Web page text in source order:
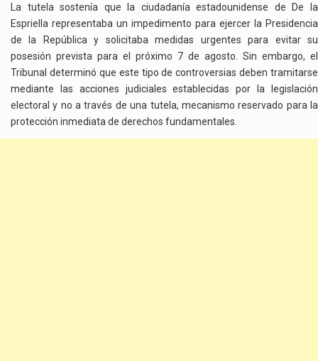
La tutela sostenía que la ciudadanía estadounidense de De la
Espriella representaba un impedimento para ejercer la Presidencia
de la República y solicitaba medidas urgentes para evitar su
posesión prevista para el próximo 7 de agosto. Sin embargo, el
Tribunal determinó que este tipo de controversias deben tramitarse
mediante las acciones judiciales establecidas por la legislación
electoral y no a través de una tutela, mecanismo reservado para la
protección inmediata de derechos fundamentales.